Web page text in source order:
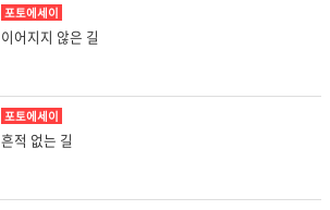
포토에세이
이어지지 않은 길
포토에세이
흔적 없는 길